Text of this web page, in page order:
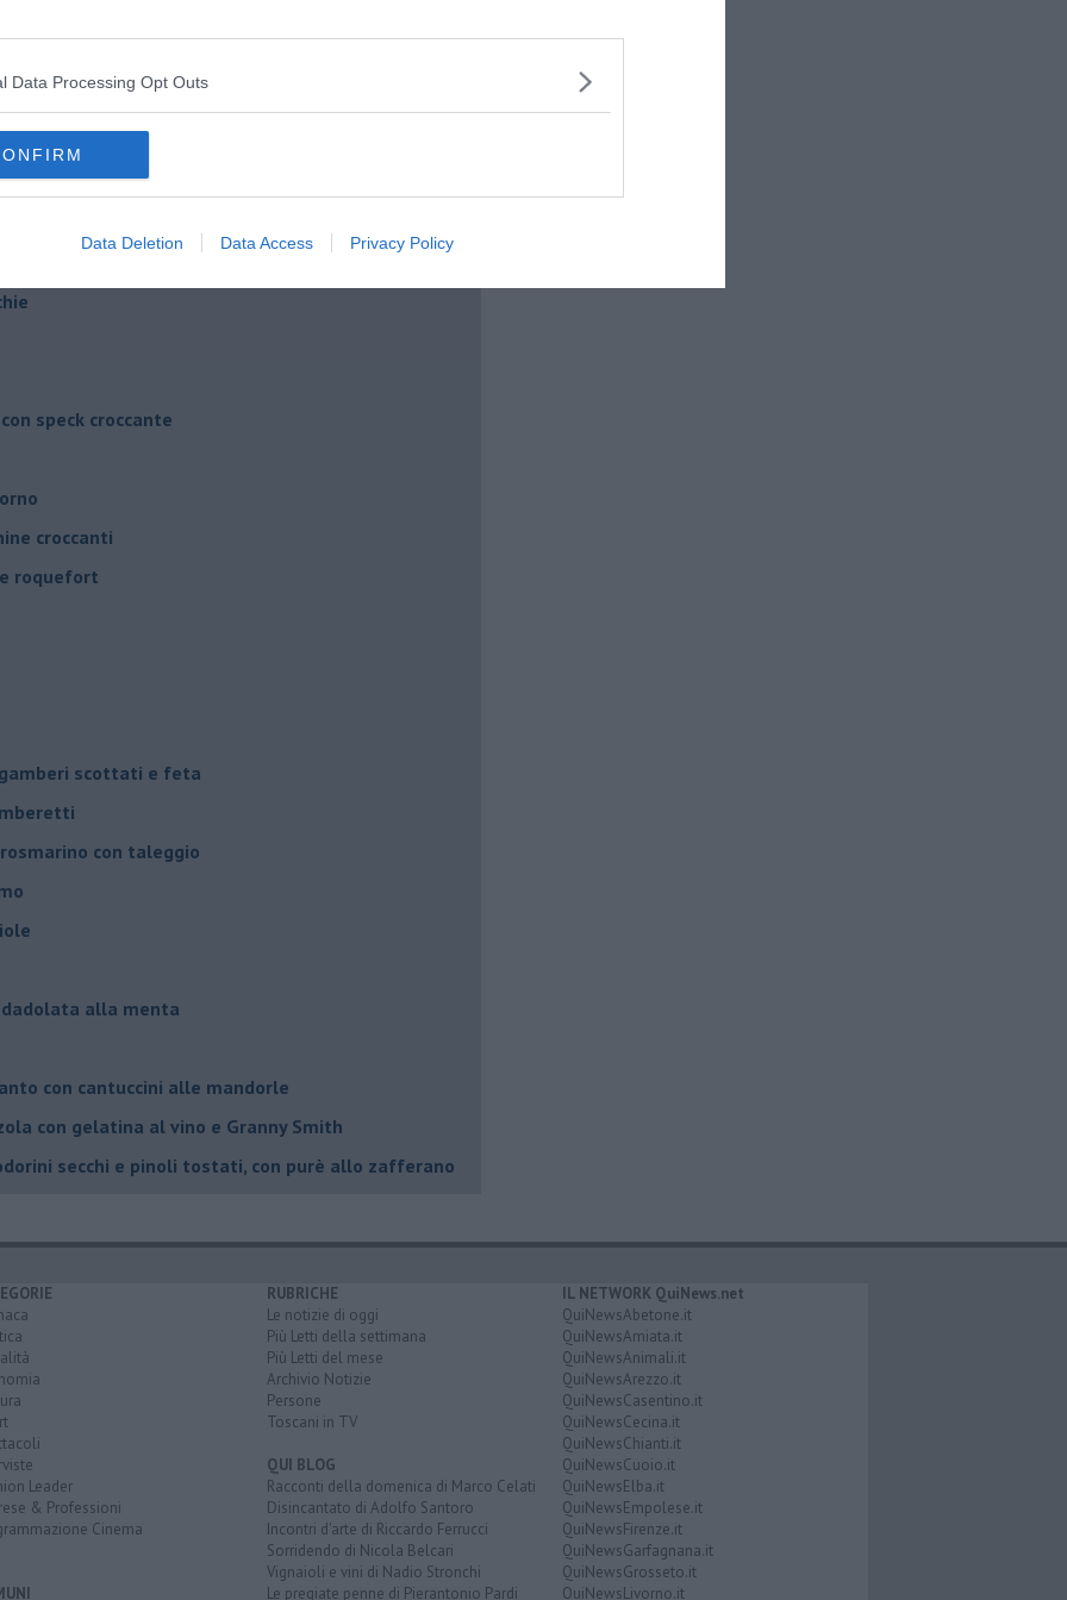
Data Processing Opt Outs
Data Deletion Data Access Privacy Policy
di ricotta salata
stufate
speziato
speck croccante
croccanti
roquefort
scottati e feta
con taleggio
dadolata alla menta
con cantuccini alle mandorle
con gelatina al vino e Granny Smith
secchi e pinoli tostati, con purè allo zafferano
Leader
& Professioni
Cinema
RUBRICHE
Le notizie di oggi
Più Letti della settimana
Più Letti del mese
Archivio Notizie
Persone
Toscani in TV
QUI BLOG
Racconti della domenica di Marco Celati
Disincantato di Adolfo Santoro
Incontri d'arte di Riccardo Ferrucci
Sorridendo di Nicola Belcari
Vignaioli e vini di Nadio Stronchi
Le pregiate penne di Pierantonio Pardi
IL NETWORK QuiNews.net
QuiNewsAbetone.it
QuiNewsAmiata.it
QuiNewsAnimali.it
QuiNewsArezzo.it
QuiNewsCasentino.it
QuiNewsCecina.it
QuiNewsChianti.it
QuiNewsCuoio.it
QuiNewsElba.it
QuiNewsEmpolese.it
QuiNewsFirenze.it
QuiNewsGarfagnana.it
QuiNewsGrosseto.it
QuiNewsLivorno.it